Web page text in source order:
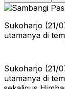
Sukoharjo (21/
utamanya di
Sukoharjo (21/
utamanya di